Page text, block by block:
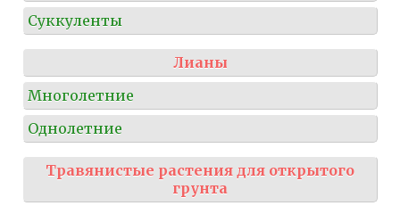
Суккуленты
Лианы
Многолетние
Однолетние
Травянистые растения для открытого
грунта